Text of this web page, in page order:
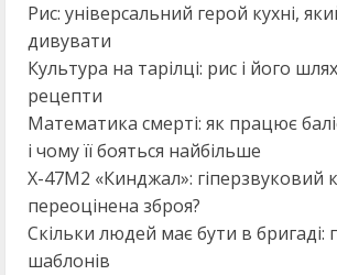
Рис: універсальний герой кухні,
дивувати
Культура на тарілці: рис і його шлях
рецепти
Математика смерті: як працює
і чому її бояться найбільше
Х-47М2 «Кинджал»: гіперзвуковий
переоцінена зброя?
Скільки людей має бути в бригаді:
шаблонів